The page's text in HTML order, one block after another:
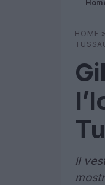
HOME »
Il